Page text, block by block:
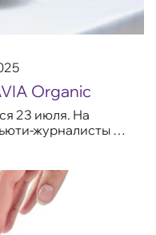
Organic
23 июля. На
журналисты и